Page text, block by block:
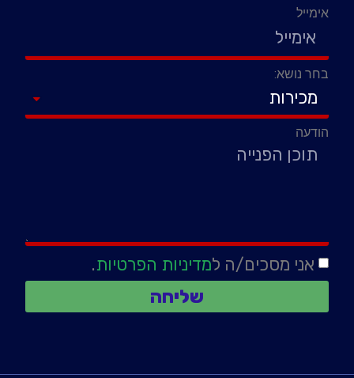
אימייל
בחר נושא:
הודעה
אני מסכים/ה למדיניות הפרטיות.
שליחה